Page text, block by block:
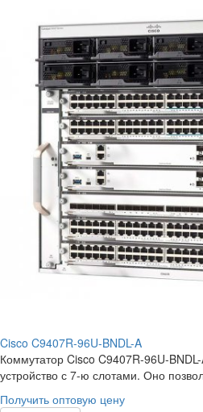
Cisco C9407R-96U-BNDL-A
Коммутатор Cisco C9407R-96U-
устройство с 7-ю слотами. Оно
Получить оптовую цену